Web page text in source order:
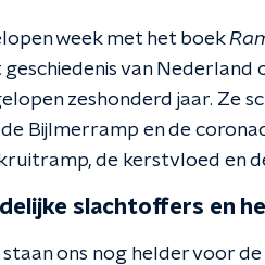
week met het boek
van Nederland
zeshonderd jaar. Ze
Bijlmerramp en de
de kerstvloed en
slachtoffers en
ons nog helder voor